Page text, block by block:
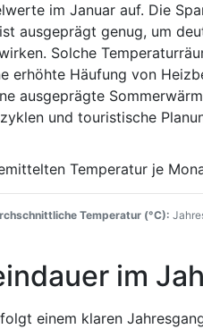
im Januar auf. Die
ausgeprägt genug, um
Solche
erhöhte Häufung von
ausgeprägte
und touristische
Temperatur (°C):
im
einem klaren